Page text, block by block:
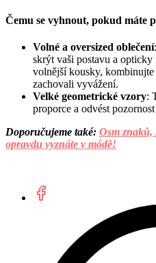
Čemu se vyhnout, pokud máte
Volné a oversized oblečení
skrýt vaši postavu a
volnější kousky,
zachovali vyvážení.
Velké geometrické vzory:
proporce a odvést
Doporučujeme také: Osm znaků,
opravdu vyznáte v módě!